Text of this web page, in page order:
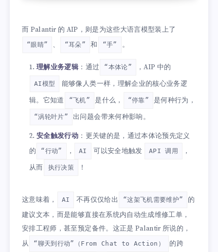
而 Palantir 的 AIP，则是为这些大语言模型装上了
“眼睛” 、 “耳朵” 和 “手” 。
理解业务逻辑 ：通过 “本体论” ，AIP 中的
AI模型
能够像人类一样，理解企业的核心业务逻
辑。它知道
“飞机” 是什么， “停靠” 是何种行为，
“涡轮叶片” 出问题会带来何种影响。
安全触发行动 ：更关键的是，通过本体论预先定义
的
“行动” ， AI 可以安全地触发 API 调用
，
从而
执行决策 ！
这意味着， AI 不再仅仅给出 “这架飞机需要维护”
的
建议文本，而是能够直接在系统内自动生成维修工单，
安排工程师，甚至预定备件。这正是 Palantir 所说的，
从
“聊天到行动”（From Chat to Action）
的跨